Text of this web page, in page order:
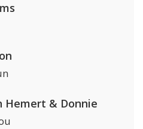
Hemert & Donnie